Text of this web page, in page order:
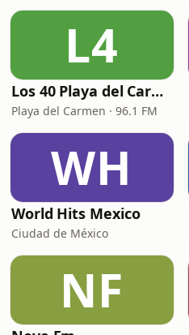
L4
Los 40 Playa del Carmen
Playa del Carmen · 96.1 FM
WH
World Hits Mexico
Ciudad de México
NF